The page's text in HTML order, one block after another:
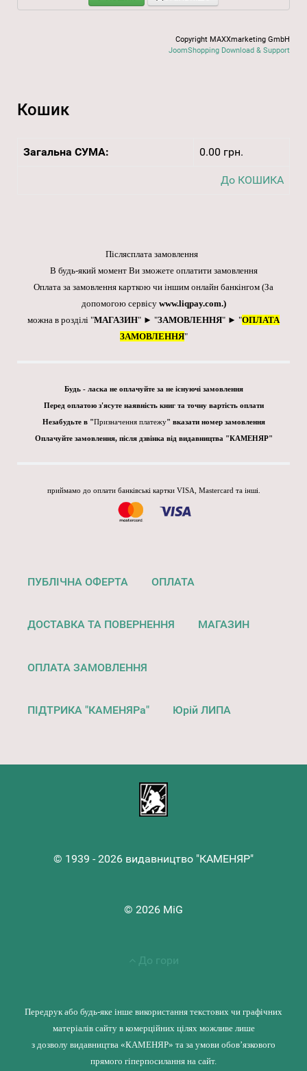
Copyright MAXXmarketing GmbH
JoomShopping Download & Support
Кошик
Загальна СУМА: 0.00 грн.
До КОШИКА
Післясплата замовлення
В будь-який момент Ви зможете оплатити замовлення
Оплата за замовлення карткою чи іншим онлайн банкінгом (За
допомогою сервісу www.liqpay.com.)
можна в розділі "МАГАЗИН" ► "ЗАМОВЛЕННЯ" ► "ОПЛАТА
ЗАМОВЛЕННЯ"
Будь - ласка не оплачуйте за не існуючі замовлення
Перед оплатою з'ясуте наявність книг та точну вартість оплати
Незабудьте в "Призначення платежу" вказати номер замовлення
Оплачуйте замовлення, після дзвінка від видавництва "КАМЕНЯР"
приймамо до оплати банківські картки VISA, Mastercard та інші.
ПУБЛІЧНА ОФЕРТА ОПЛАТА
ДОСТАВКА ТА ПОВЕРНЕННЯ МАГАЗИН
ОПЛАТА ЗАМОВЛЕННЯ
ПІДТРИКА "КАМЕНЯРа" Юрій ЛИПА
© 1939 - 2026 видавництво "КАМЕНЯР"
© 2026 MiG
До гори
Передрук або будь-яке інше використання текстових чи графічних
матеріалів сайту в комерційних цілях можливе лише
з дозволу видавництва «КАМЕНЯР» та за умови обов’язкового
прямого гіперпосилання на сайт.